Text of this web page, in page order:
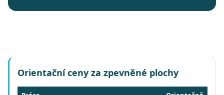
Orientační ceny za zpevněné plochy